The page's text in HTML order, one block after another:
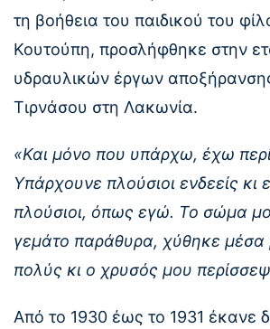
τη βοήθεια του παιδικού του
Κουτούπη, προσλήφθηκε στην
υδραυλικών έργων
Τιρνάσου στη Λακωνία.
«Και μόνο που υπάρχω, έχω
Υπάρχουνε πλούσιοι ενδεείς κι
πλούσιοι, όπως εγώ. Το σώμα
γεμάτο παράθυρα, χύθηκε μέσα
πολύς κι ο χρυσός μου
Από το 1930 έως το 1931 έκανε